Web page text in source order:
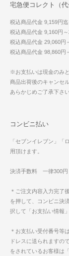
宅急便コレクト（代
税込商品代金 9,159円
税込商品代金 9,160円
税込商品代金 29,060
税込商品代金 98,860
※お支払いは現金のみと
商品出荷後のキャンセ
あらかじめご了承下さ
コンビニ払い
「セブンイレブン」「
用頂けます。
決済手数料 一律300円
＊ご注文内容入力完了
を押して、コンビニ決
択して「お支払い情報
＊お支払い受付番号等
ドレスに送られますの
をされているお客様は